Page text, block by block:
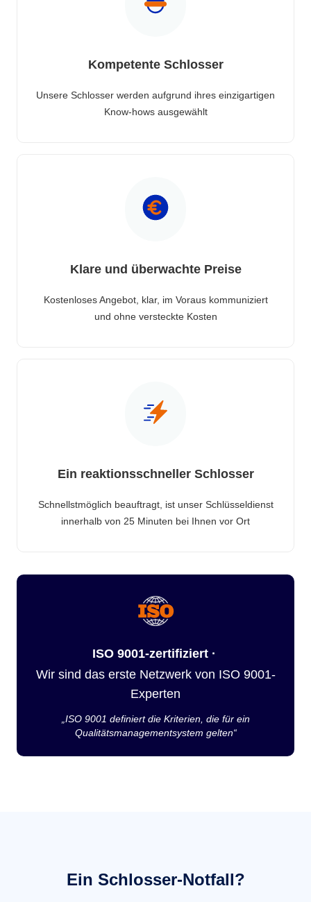
Kompetente Schlosser
Unsere Schlosser werden aufgrund ihres einzigartigen
Know-hows ausgewählt
Klare und überwachte Preise
Kostenloses Angebot, klar, im Voraus kommuniziert
und ohne versteckte Kosten
Ein reaktionsschneller Schlosser
Schnellstmöglich beauftragt, ist unser Schlüsseldienst
innerhalb von 25 Minuten bei Ihnen vor Ort
ISO 9001-zertifiziert ·
Wir sind das erste Netzwerk von ISO 9001-
Experten
„ISO 9001 definiert die Kriterien, die für ein
Qualitätsmanagementsystem gelten“
Ein Schlosser-Notfall?